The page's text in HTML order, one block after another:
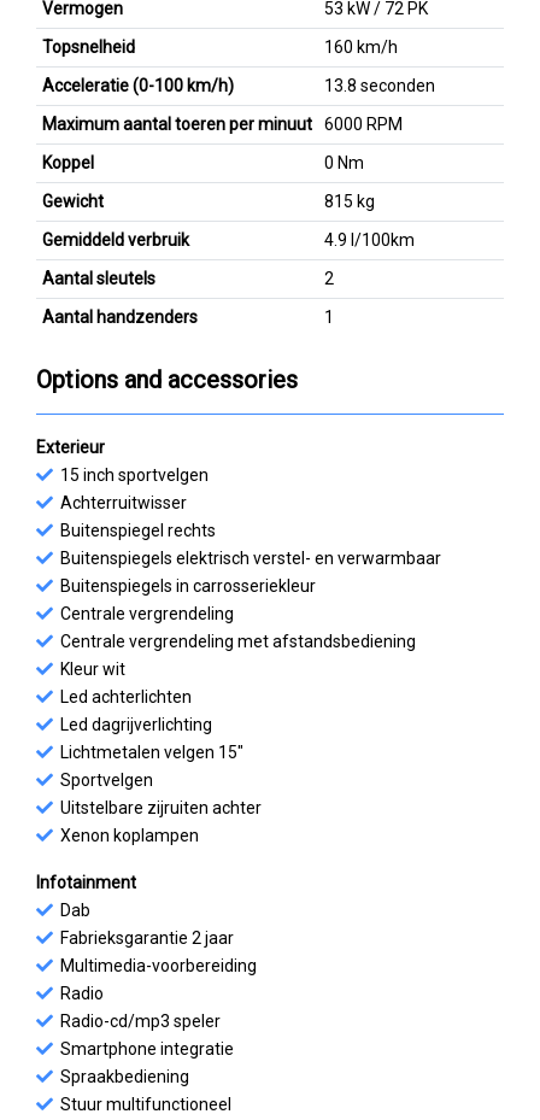
Vermogen
53 kW / 72 PK
Topsnelheid
160 km/h
Acceleratie (0-100 km/h)
13.8 seconden
Maximum aantal toeren per minuut
6000 RPM
Koppel
0 Nm
Gewicht
815 kg
Gemiddeld verbruik
4.9 l/100km
Aantal sleutels
2
Aantal handzenders
1
Options and accessories
Exterieur
15 inch sportvelgen
Achterruitwisser
Buitenspiegel rechts
Buitenspiegels elektrisch verstel- en verwarmbaar
Buitenspiegels in carrosseriekleur
Centrale vergrendeling
Centrale vergrendeling met afstandsbediening
Kleur wit
Led achterlichten
Led dagrijverlichting
Lichtmetalen velgen 15"
Sportvelgen
Uitstelbare zijruiten achter
Xenon koplampen
Infotainment
Dab
Fabrieksgarantie 2 jaar
Multimedia-voorbereiding
Radio
Radio-cd/mp3 speler
Smartphone integratie
Spraakbediening
Stuur multifunctioneel